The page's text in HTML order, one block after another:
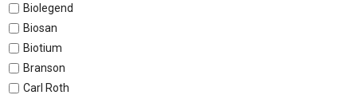
Biolegend
Biosan
Biotium
Branson
Carl Roth